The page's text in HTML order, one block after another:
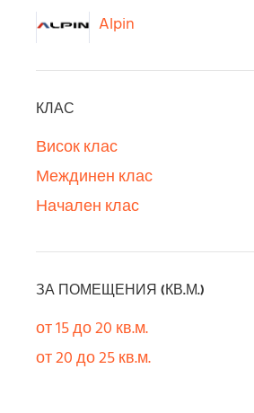
Alpin
КЛАС
Висок клас
Междинен клас
Начален клас
ЗА ПОМЕЩЕНИЯ (КВ.М.)
от 15 до 20 кв.м.
от 20 до 25 кв.м.